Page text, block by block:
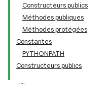
Constructeurs publics
Méthodes publiques
Méthodes protégées
Constantes
PYTHONPATH
Constructeurs publics